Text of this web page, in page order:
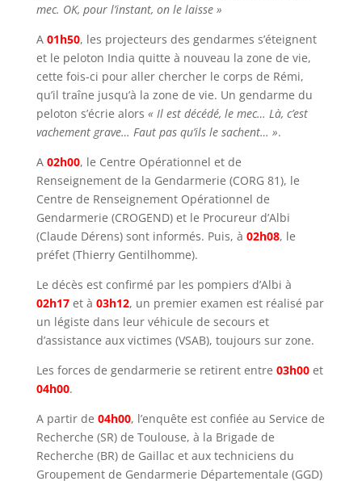
mec. OK, pour l’instant, on le laisse »
A 01h50, les projecteurs des gendarmes s’éteignent
et le peloton India quitte à nouveau la zone de vie,
cette fois-ci pour aller chercher le corps de Rémi,
qu’il traîne jusqu’à la zone de vie. Un gendarme du
peloton s’écrie alors « Il est décédé, le mec… Là, c’est
vachement grave… Faut pas qu’ils le sachent… ».
A 02h00, le Centre Opérationnel et de
Renseignement de la Gendarmerie (CORG 81), le
Centre de Renseignement Opérationnel de
Gendarmerie (CROGEND) et le Procureur d’Albi
(Claude Dérens) sont informés. Puis, à 02h08, le
préfet (Thierry Gentilhomme).
Le décès est confirmé par les pompiers d’Albi à
02h17et à 03h12, un premier examen est réalisé par
un légiste dans leur véhicule de secours et
d’assistance aux victimes (VSAB), toujours sur zone.
Les forces de gendarmerie se retirent entre 03h00et
04h00.
A partir de 04h00, l’enquête est confiée au Service de
Recherche (SR) de Toulouse, à la Brigade de
Recherche (BR) de Gaillac et aux techniciens du
Groupement de Gendarmerie Départementale (GGD)